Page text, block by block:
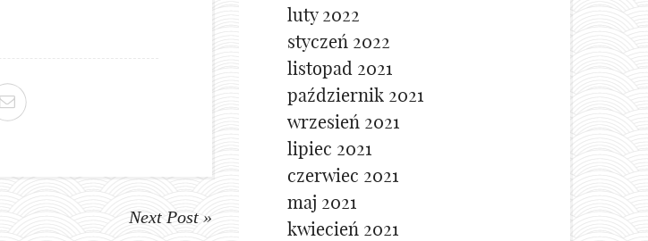
Next Post »
luty 2022
styczeń 2022
listopad 2021
październik 2021
wrzesień 2021
lipiec 2021
czerwiec 2021
maj 2021
kwiecień 2021